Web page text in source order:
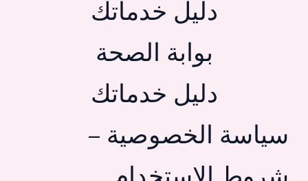
دليل خدماتك
بوابة الصحة
دليل خدماتك
سياسة الخصوصية –